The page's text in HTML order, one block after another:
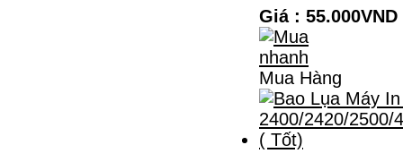
Giá : 55.000VND
Mua Hàng